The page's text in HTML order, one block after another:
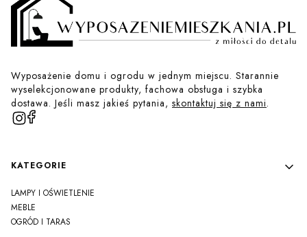
Wyposażenie domu i ogrodu w jednym miejscu. Starannie
wyselekcjonowane produkty, fachowa obsługa i szybka
dostawa. Jeśli masz jakieś pytania, skontaktuj się z nami.
Linki w stopce
KATEGORIE
LAMPY I OŚWIETLENIE
MEBLE
OGRÓD I TARAS